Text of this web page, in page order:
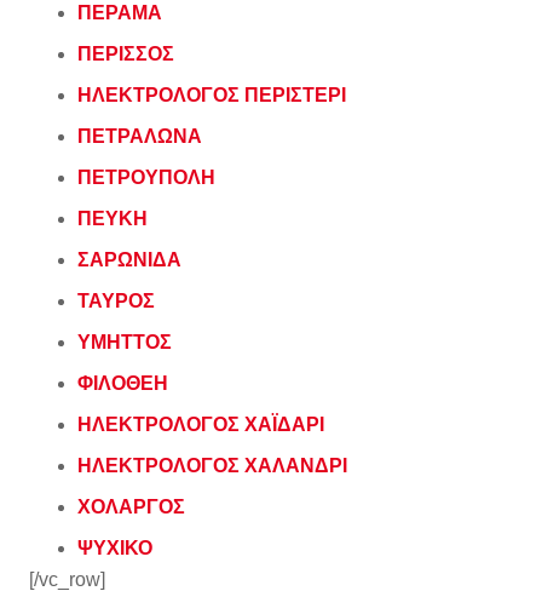
ΠΕΡΑΜΑ
ΠΕΡΙΣΣΟΣ
ΗΛΕΚΤΡΟΛΟΓΟΣ ΠΕΡΙΣΤΕΡΙ
ΠΕΤΡΑΛΩΝΑ
ΠΕΤΡΟΥΠΟΛΗ
ΠΕΥΚΗ
ΣΑΡΩΝΙΔΑ
ΤΑΥΡΟΣ
ΥΜΗΤΤΟΣ
ΦΙΛΟΘΕΗ
ΗΛΕΚΤΡΟΛΟΓΟΣ ΧΑΪΔΑΡΙ
ΗΛΕΚΤΡΟΛΟΓΟΣ ΧΑΛΑΝΔΡΙ
ΧΟΛΑΡΓΟΣ
ΨΥΧΙΚΟ
[/vc_row]